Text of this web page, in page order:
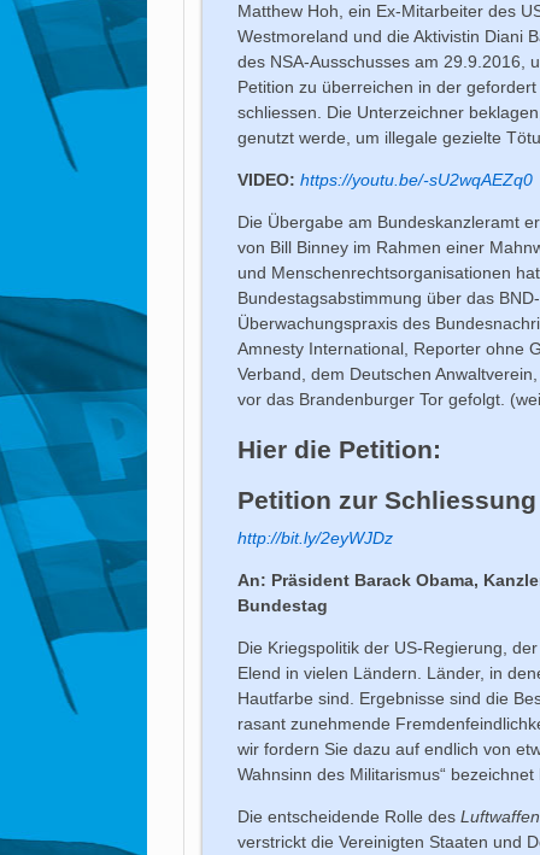
Matthew Hoh, ein Ex-Mitarbeiter des
Westmoreland und die Aktivistin Diani
des NSA-Ausschusses am 29.9.2016,
Petition zu überreichen in der
schliessen. Die Unterzeichner
genutzt werde, um illegale gezielte
VIDEO:https://youtu.be/-sU2wqAEZq0
Die Übergabe am Bundeskanzleramt
von Bill Binney im Rahmen einer
und Menschenrechtsorganisationen
Bundestagsabstimmung über das
Überwachungspraxis des
Amnesty International, Reporter ohne
Verband, dem Deutschen
vor das Brandenburger Tor gefolgt.
Hier die Petition:
Petition zur
http://bit.ly/2eyWJDz
An: Präsident Barack Obama,
Bundestag
Die Kriegspolitik der US-Regierung,
Elend in vielen Ländern. Länder, in
Hautfarbe sind. Ergebnisse sind die
rasant zunehmende
wir fordern Sie dazu auf endlich von
Wahnsinn des Militarismus“ bezeichnet
Die entscheidende Rolle des
verstrickt die Vereinigten Staaten und